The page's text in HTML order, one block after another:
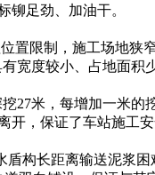
铆足劲、加油干。
限制，施工场地狭
宽度较小、占地面
米，每增加一米
，保证了车站施工安
长距离输送泥浆困